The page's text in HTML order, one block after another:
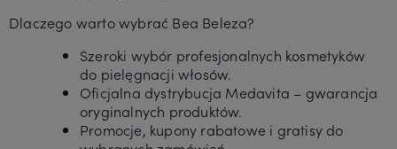
Dlaczego warto wybrać Bea Beleza?
Szeroki wybór profesjonalnych kosmetyków
do pielęgnacji włosów.
Oficjalna dystrybucja Medavita – gwarancja
oryginalnych produktów.
Promocje, kupony rabatowe i gratisy do